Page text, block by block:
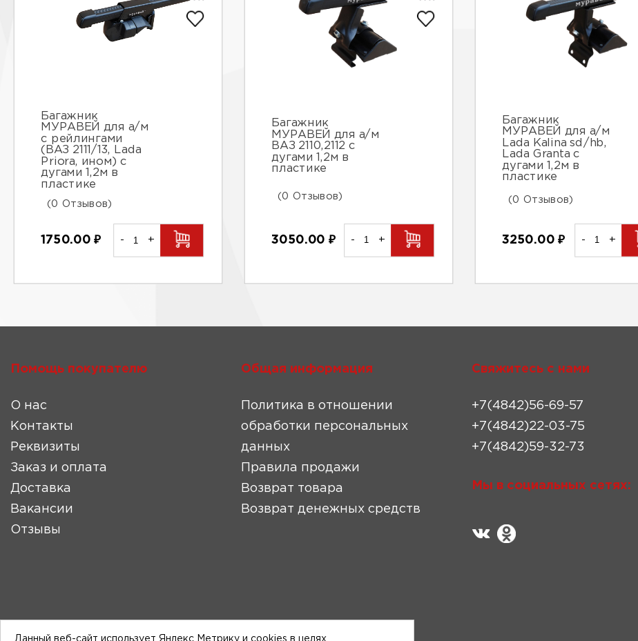
Багажник
МУРАВЕЙ для а/м
с рейлингами
(ВАЗ 2111/13, Lada
Priora, ином) с
дугами 1,2м в
пластике
(0 Отзывов)
1750.00₽ - +
Багажник
МУРАВЕЙ для а/м
ВАЗ 2110,2112 с
дугами 1,2м в
пластике
(0 Отзывов)
3050.00 ₽ - +
Багажник
МУРАВЕЙ для а/м
Lada Kalina sd/hb,
Lada Granta с
дугами 1,2м в
пластике
(0 Отзывов)
3250.00 ₽ - +
Помощь покупателю
О нас
Контакты
Реквизиты
Заказ и оплата
Доставка
Вакансии
Отзывы
Общая информация
Политика в отношении
обработки персональных
данных
Правила продажи
Возврат товара
Возврат денежных средств
Свяжитесь с нами
+7(4842)56-69-57
+7(4842)22-03-75
+7(4842)59-32-73
Мы в социальных сетях:
Данный веб-сайт использует Яндекс Метрику и cookies в целях